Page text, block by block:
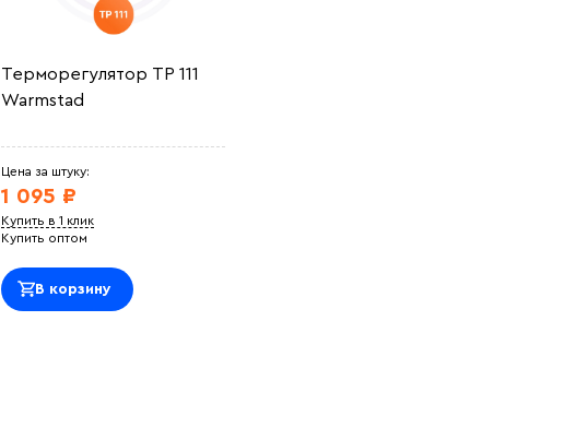
Терморегулятор ТР 111
Warmstad
Цена за штуку:
1 095 ₽
Купить в 1 клик
Купить оптом
В корзину